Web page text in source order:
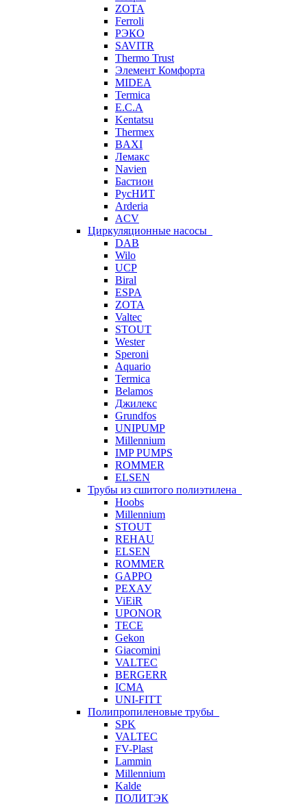
ZOTA
Ferroli
РЭКО
SAVITR
Thermo Trust
Элемент Комфорта
MIDEA
Termica
E.C.A
Kentatsu
Thermex
BAXI
Лемакс
Navien
Бастион
РусНИТ
Arderia
ACV
Циркуляционные насосы
DAB
Wilo
UCP
Biral
ESPA
ZOTA
Valtec
STOUT
Wester
Speroni
Aquario
Termica
Belamos
Джилекс
Grundfos
UNIPUMP
Millennium
IMP PUMPS
ROMMER
ELSEN
Трубы из сшитого полиэтилена
Hoobs
Millennium
STOUT
REHAU
ELSEN
ROMMER
GAPPO
РЕХАУ
ViEiR
UPONOR
TECE
Gekon
Giacomini
VALTEC
BERGERR
ICMA
UNI-FITT
Полипропиленовые трубы
SPK
VALTEC
FV-Plast
Lammin
Millennium
Kalde
ПОЛИТЭК